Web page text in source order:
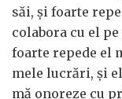
săi, şi foarte
colabora cu el
foarte repede el
mele lucrări, şi
mă onoreze cu